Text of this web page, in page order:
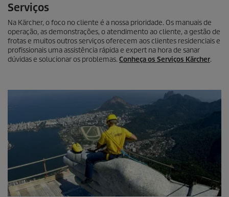
Serviços
Na Kärcher, o foco no cliente é a nossa prioridade. Os manuais de
operação, as demonstrações, o atendimento ao cliente, a gestão de
frotas e muitos outros serviços oferecem aos clientes residenciais e
profissionais uma assistência rápida e expert na hora de sanar
dúvidas e solucionar os problemas.Conheça os Serviços Kärcher.